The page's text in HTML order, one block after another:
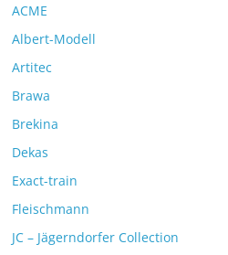
ACME
Albert-Modell
Artitec
Brawa
Brekina
Dekas
Exact-train
Fleischmann
JC – Jägerndorfer Collection